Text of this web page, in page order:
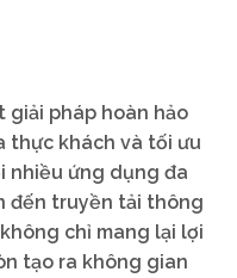
giải pháp hoàn hảo
thực khách và tối ưu
nhiều ứng dụng đa
đến truyền tải thông
chỉ mang lại lợi
tạo ra không gian